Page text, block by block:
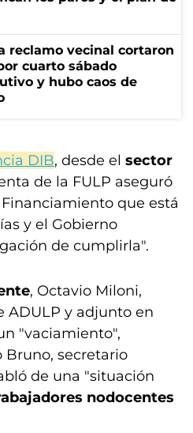
reclamo vecinal cortaron
cuarto sábado
y hubo caos de
DIB, desde el sector
de la FULP aseguró
que está
y el Gobierno
de cumplirla".
, Octavio Miloni,
ADULP y adjunto en
"vaciamiento",
Bruno, secretario
de una "situación
nodocentes